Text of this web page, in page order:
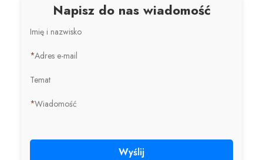
Napisz do nas wiadomość
Imię i nazwisko
*Adres e-mail
Temat
*Wiadomość
Wyślij